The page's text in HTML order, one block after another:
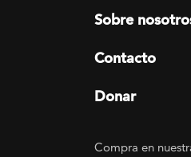
Sobre
Contacto
Donar
Footer
Compra en